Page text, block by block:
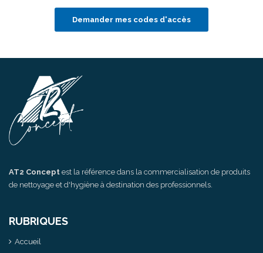
Demander mes codes d'accès
AT2 Concept est la référence dans la commercialisation de produits
de nettoyage et d'hygiène à destination des professionnels.
RUBRIQUES
Accueil